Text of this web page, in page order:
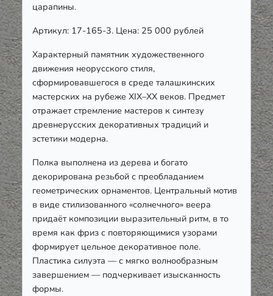
царапины.
Артикул: 17-165-3. Цена: 25 000 рублей
Характерный памятник художественного
движения неорусского стиля,
сформировавшегося в среде талашкинских
мастерских на рубеже XIX–XX веков. Предмет
отражает стремление мастеров к синтезу
древнерусских декоративных традиций и
эстетики модерна.
Полка выполнена из дерева и богато
декорирована резьбой с преобладанием
геометрических орнаментов. Центральный мотив
в виде стилизованного «солнечного» веера
придаёт композиции выразительный ритм, в то
время как фриз с повторяющимися узорами
формирует цельное декоративное поле.
Пластика силуэта — с мягко волнообразным
завершением — подчеркивает изысканность
формы.